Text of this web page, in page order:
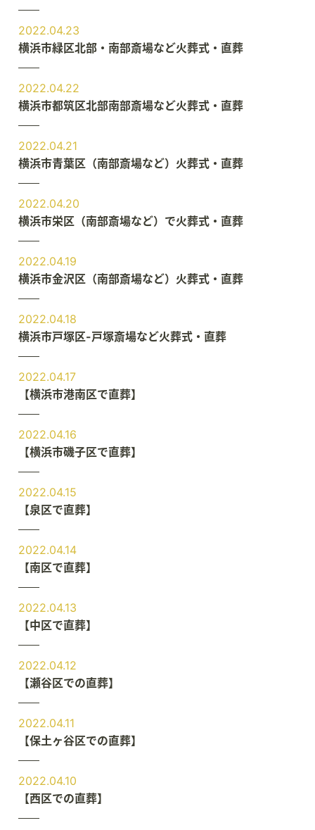
2022.04.23
横浜市緑区北部・南部斎場など火葬式・直葬
2022.04.22
横浜市都筑区北部南部斎場など火葬式・直葬
2022.04.21
横浜市青葉区（南部斎場など）火葬式・直葬
2022.04.20
横浜市栄区（南部斎場など）で火葬式・直葬
2022.04.19
横浜市金沢区（南部斎場など）火葬式・直葬
2022.04.18
横浜市戸塚区-戸塚斎場など火葬式・直葬
2022.04.17
【横浜市港南区で直葬】
2022.04.16
【横浜市磯子区で直葬】
2022.04.15
【泉区で直葬】
2022.04.14
【南区で直葬】
2022.04.13
【中区で直葬】
2022.04.12
【瀬谷区での直葬】
2022.04.11
【保土ヶ谷区での直葬】
2022.04.10
【西区での直葬】